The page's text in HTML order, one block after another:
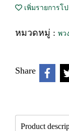
เพิ่มรายการโ
หมวดหมู่ : พว
Share
Product